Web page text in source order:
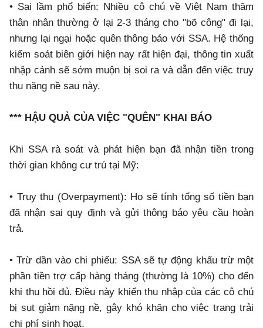
• Sai lầm phổ biến: Nhiều cô chú về Việt Nam thăm
thân nhân thường ở lại 2-3 tháng cho "bõ công" đi lại,
nhưng lại ngại hoặc quên thông báo với SSA. Hệ thống
kiểm soát biên giới hiện nay rất hiện đại, thông tin xuất
nhập cảnh sẽ sớm muộn bị soi ra và dẫn đến việc truy
thu nặng nề sau này.
*** HẬU QUẢ CỦA VIỆC "QUÊN" KHAI BÁO
Khi SSA rà soát và phát hiện bạn đã nhận tiền trong
thời gian không cư trú tại Mỹ:
• Truy thu (Overpayment): Họ sẽ tính tổng số tiền bạn
đã nhận sai quy định và gửi thông báo yêu cầu hoàn
trả.
• Trừ dần vào chi phiếu: SSA sẽ tự động khấu trừ một
phần tiền trợ cấp hàng tháng (thường là 10%) cho đến
khi thu hồi đủ. Điều này khiến thu nhập của các cô chú
bị sụt giảm nặng nề, gây khó khăn cho việc trang trải
chi phí sinh hoạt.